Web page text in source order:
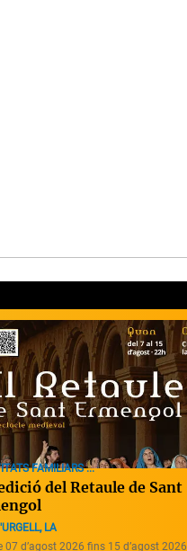
FAMILIARS ...
del Retaule de Sant
LA
07 d’agost 2026 fins 15 d’agost 2026